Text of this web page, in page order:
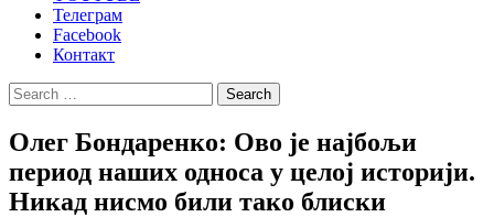
Телеграм
Facebook
Контакт
Search
for:
Олег Бондаренко: Ово је најбољи
период наших односа у целој историји.
Никад нисмо били тако блиски